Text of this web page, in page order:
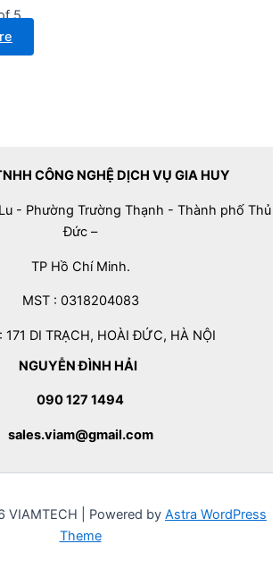
5
CÔNG NGHỆ DỊCH VỤ GIA HUY
- Phường Trường Thạnh - Thành phố Thủ
Đức –
TP Hồ Chí Minh.
MST : 0318204083
: 171 DI TRẠCH, HOÀI ĐỨC, HÀ NỘI
NGUYỄN ĐÌNH HẢI
090 127 1494
sales.viam@gmail.com
| Powered by Astra WordPress
Theme